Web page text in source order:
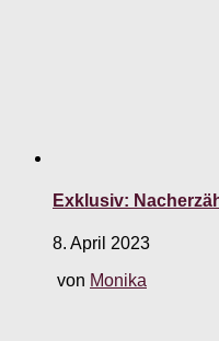
Exklusiv:
8. April 2023
von Monika